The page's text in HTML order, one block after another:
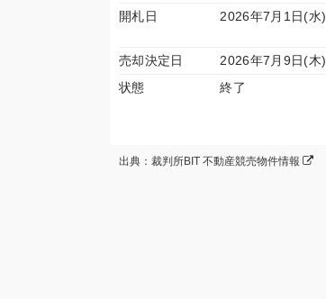
開札日
2026年7月1日(水)
売却決定日 2026年7月9日(木)
状態
終了
出典：裁判所BIT 不動産競売物件情報